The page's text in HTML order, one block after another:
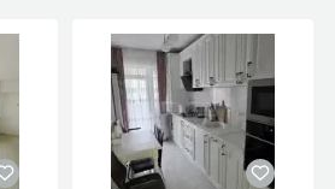
profesionale